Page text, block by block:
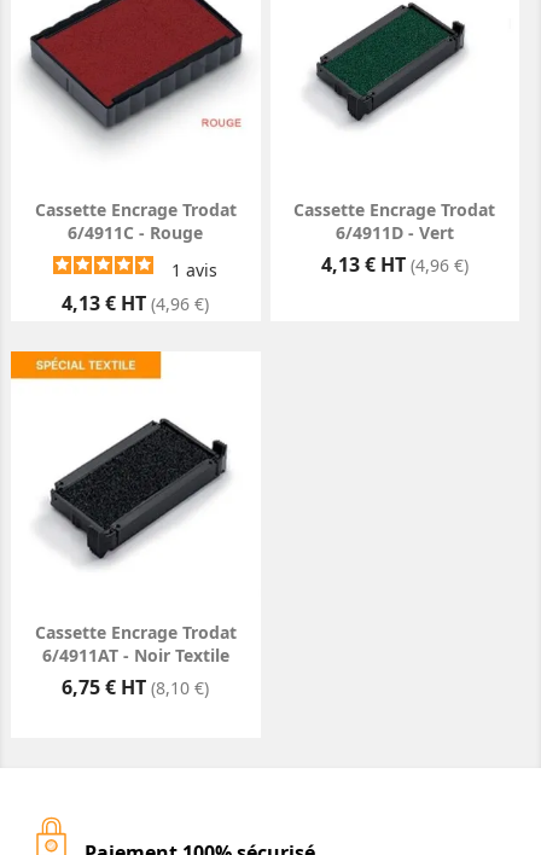
Cassette Encrage Trodat
6/4911C - Rouge
1avis
Prix
4,13 € HT (4,96 €)
Cassette Encrage Trodat
6/4911D - Vert
Prix
4,13 € HT (4,96 €)
Cassette Encrage Trodat
6/4911AT - Noir Textile
Prix
6,75 € HT (8,10 €)